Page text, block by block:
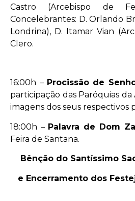
Castro (Arcebispo de
Concelebrantes: D. Orlando
Londrina), D. Itamar Vian
Clero.
16:00h – Procissão de
participação das Paróquias
imagens dos seus respectivos
18:00h – Palavra de Dom
Feira de Santana.
Bênção do Santíssimo
e Encerramento dos